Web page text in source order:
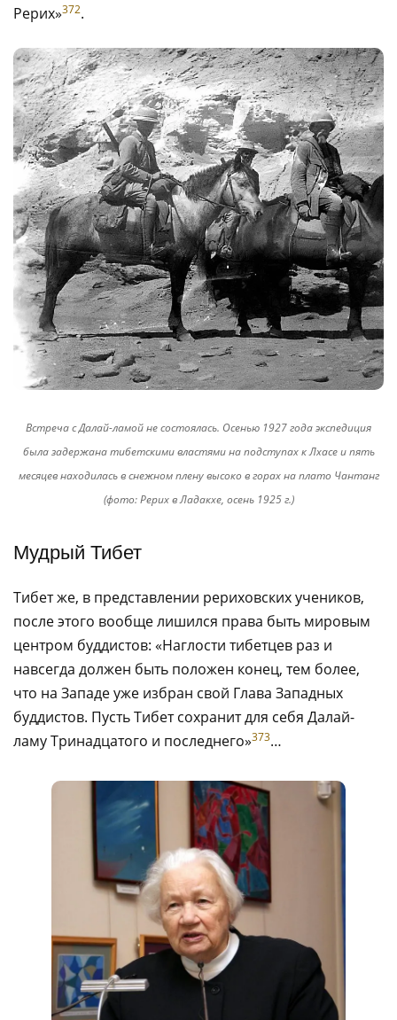
Рерих»372.
Встреча с Далай-ламой не состоялась. Осенью 1927 года экспедиция
была задержана тибетскими властями на подступах к Лхасе и пять
месяцев находилась в снежном плену высоко в горах на плато Чантанг
(фото: Рерих в Ладакхе, осень 1925 г.)
Мудрый Тибет
Тибет же, в представлении рериховских учеников,
после этого вообще лишился права быть мировым
центром буддистов: «Наглости тибетцев раз и
навсегда должен быть положен конец, тем более,
что на Западе уже избран свой Глава Западных
буддистов. Пусть Тибет сохранит для себя Далай-
ламу Тринадцатого и последнего»373…